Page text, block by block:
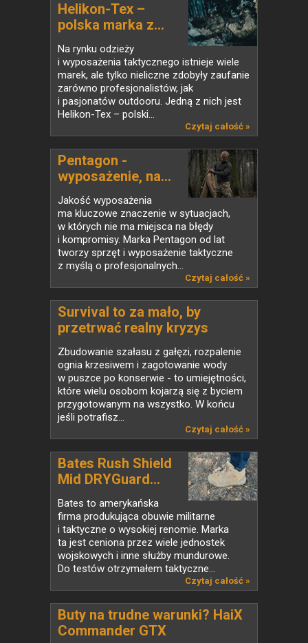
Helikon-Tex –
polska marka z...
Na rynku odzieży
i wyposażenia taktycznego istnieje wiele
marek, ale tylko nieliczne zdobyły zaufanie
zarówno profesjonalistów, jak
i pasjonatów outdooru. Jedną z nich jest
Helikon-Tex – polski...
Czytaj całość »
Pentagon -
wyposażenie, na...
Jakość wyposażenia
ma kluczowe znaczenie w sytuacjach,
w których nie ma miejsca na błędy
i kompromisy. Marka Pentagon od lat
tworzy sprzęt i wyposażenie taktyczne
z myślą o profesjonalnych...
Czytaj całość »
Survival to za mało, by
przetrwać realny kryzys
Zbudowanie szałasu z gałęzi, rozpalenie
ognia krzesiwem i zagotowanie wody
w puszce po konserwie - to umiejętności,
które wielu osobom kojarzą się z byciem
przygotowanym na wszystko. W końcu
jeśli potrafisz...
Czytaj całość »
Bates Rush Shield
Mid DRYGuard...
Bates to amerykańska
firma produkująca obuwie militarne
i taktyczne o wysokiej renomie. Marka
ta jest ceniona przez wiele jednostek
wojskowych i inne służby mundurowe.
Do testów otrzymałem taktyczne...
Czytaj całość »
Buty na trudne warunki? HaiX
Commander GTX